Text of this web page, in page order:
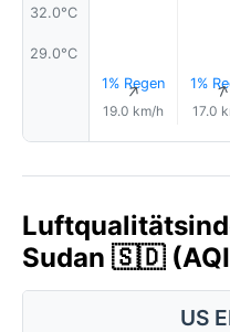
32.0°C
29.0°C
1% Regen
↑
19.0 km/h
1%
17.0
Sudan 🇸🇩
US